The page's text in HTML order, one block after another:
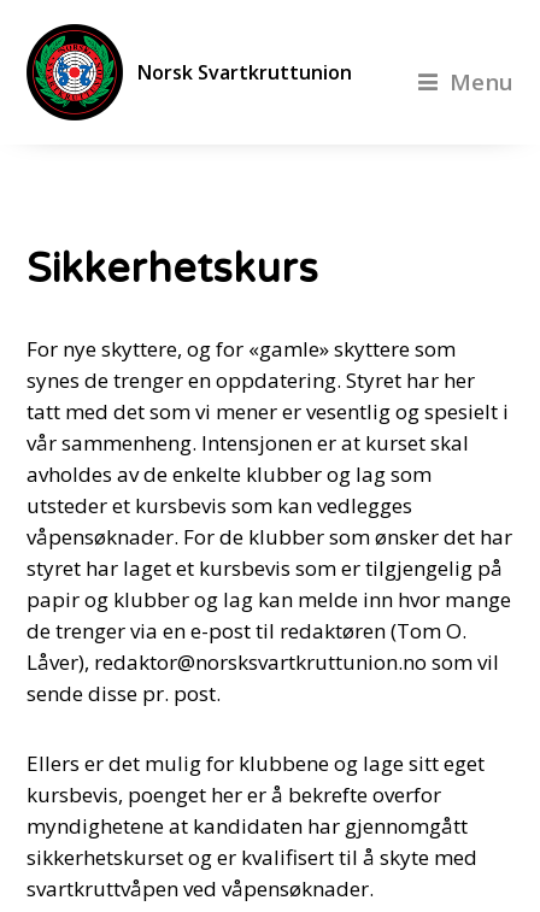
Norsk Svartkruttunion Menu
Sikkerhetskurs
For nye skyttere, og for «gamle» skyttere som
synes de trenger en oppdatering. Styret har her
tatt med det som vi mener er vesentlig og spesielt i
vår sammenheng. Intensjonen er at kurset skal
avholdes av de enkelte klubber og lag som
utsteder et kursbevis som kan vedlegges
våpensøknader. For de klubber som ønsker det har
styret har laget et kursbevis som er tilgjengelig på
papir og klubber og lag kan melde inn hvor mange
de trenger via en e-post til redaktøren (Tom O.
Låver), redaktor@norsksvartkruttunion.no som vil
sende disse pr. post.
Ellers er det mulig for klubbene og lage sitt eget
kursbevis, poenget her er å bekrefte overfor
myndighetene at kandidaten har gjennomgått
sikkerhetskurset og er kvalifisert til å skyte med
svartkruttvåpen ved våpensøknader.